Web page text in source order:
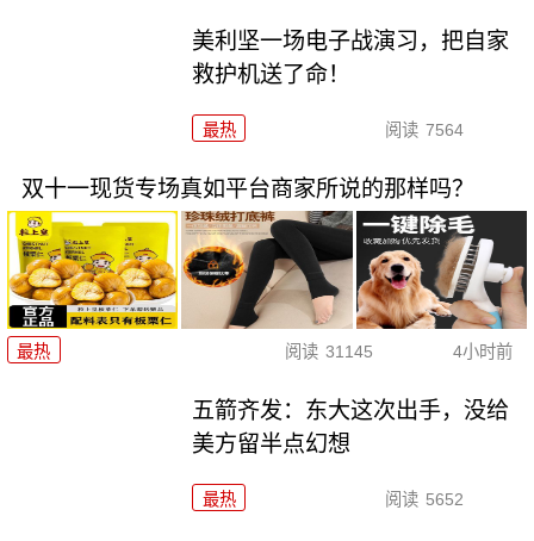
美利坚一场电子战演习，把自家
救护机送了命！
最热 阅读 7564
双十一现货专场真如平台商家所说的那样吗？
最热 阅读 31145 4小时前
五箭齐发：东大这次出手，没给
美方留半点幻想
最热 阅读 5652